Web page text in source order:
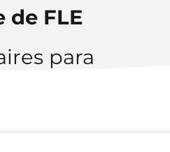
FLE
para